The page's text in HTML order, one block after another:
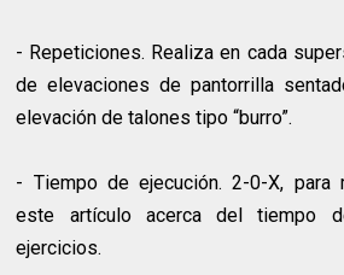
- Repeticiones. Realiza en cada
de elevaciones de pantorrilla
elevación de talones tipo “burro”.
- Tiempo de ejecución. 2-0-X, para
este artículo acerca del tiempo
ejercicios.